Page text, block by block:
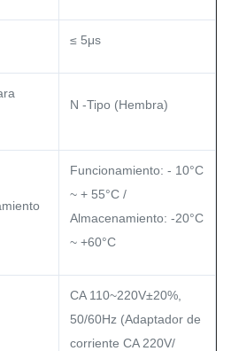
≤ 5μs
N -Tipo (Hembra)
Funcionamiento: - 10°C
~ + 55°C /
Almacenamiento: -20°C
~ +60°C
CA 110~220V±20%,
50/60Hz (Adaptador de
corriente CA 220V/